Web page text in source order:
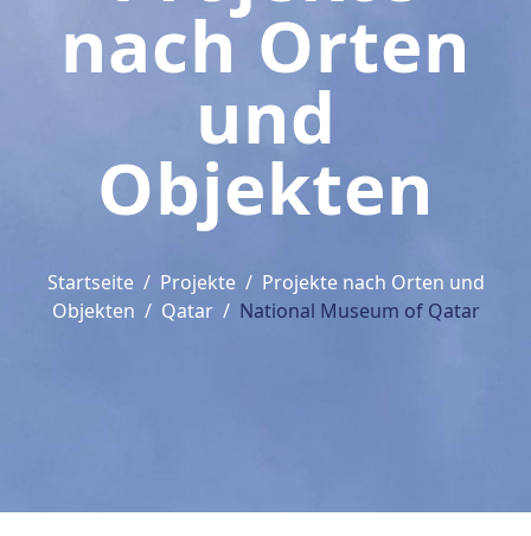
nach Orten
und
Objekten
Startseite Projekte
Projekte nach Orten und
Objekten
Qatar National Museum of Qatar